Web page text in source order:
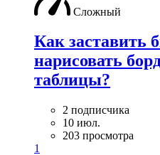
Сложный
Как заставить
нарисовать
таблицы?
2 подписчика
10 июл.
203 просмотра
1